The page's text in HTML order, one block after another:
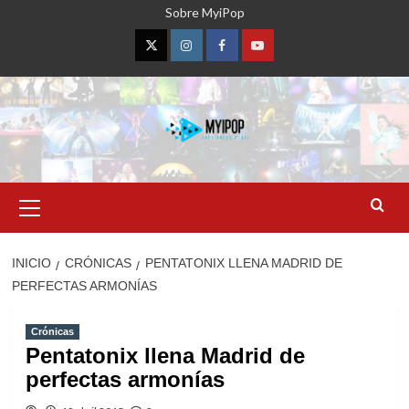
Sobre MyiPop
TwitterInstagramFacebookYouTube
primario
INICIO CRÓNICAS
PENTATONIX LLENA MADRID DE
PERFECTAS ARMONÍAS
Crónicas
Pentatonix llena Madrid de
perfectas armonías